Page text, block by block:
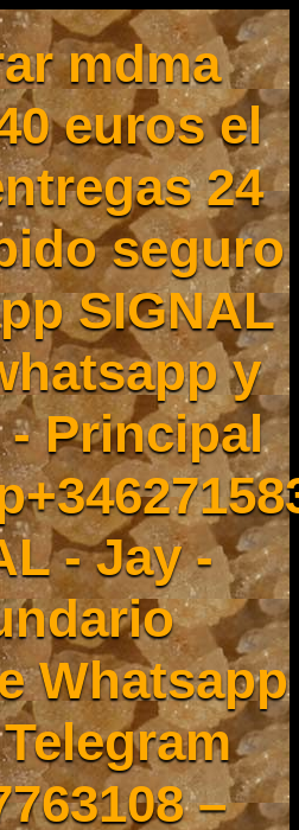
mdma
euros el
24
seguro
SIGNAL
y
- Principal
- Jay -
Whatsapp
–